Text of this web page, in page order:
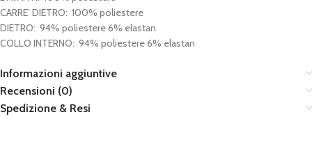
CARRE’ DIETRO: 100% poliestere
DIETRO: 94% poliestere 6% elastan
COLLO INTERNO: 94% poliestere 6% elastan
Informazioni aggiuntive
Recensioni (0)
Spedizione & Resi